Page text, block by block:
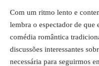
Com um ritmo lento e
lembra o espectador de que
comédia romântica
discussões interessantes
necessária para seguirmos